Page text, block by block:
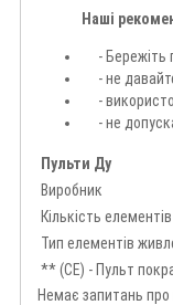
Наші
- Бережіть
- не
-
- не
Пульти Ду
Виробник
Кількість елементів
Тип елементів
** (CE) - Пульт
Немає запитань про